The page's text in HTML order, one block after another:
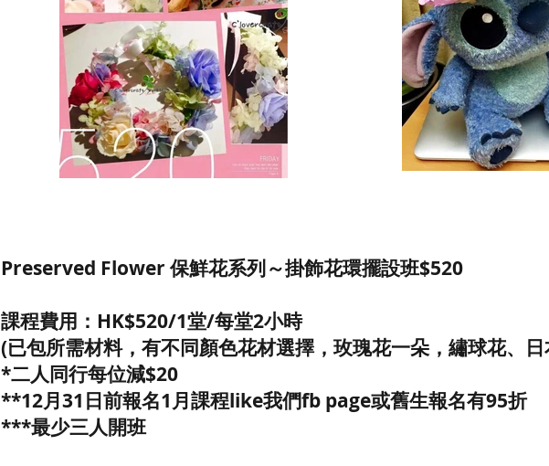
Preserved Flower 保鮮花系列～掛飾花環擺設班$520
課程費用：HK$520/1堂/每堂2小時
(已包所需材料，有不同顏色花材選擇，玫瑰花一朵，繡球花、
*二人同行每位減$20
**12月31日前報名1月課程like我們fb page或舊生報名有95折
***最少三人開班